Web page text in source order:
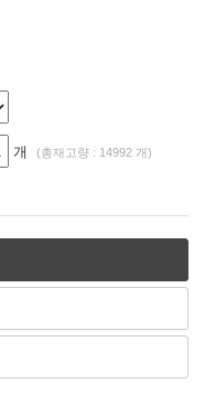
개 (총재고량 : 14992 개)